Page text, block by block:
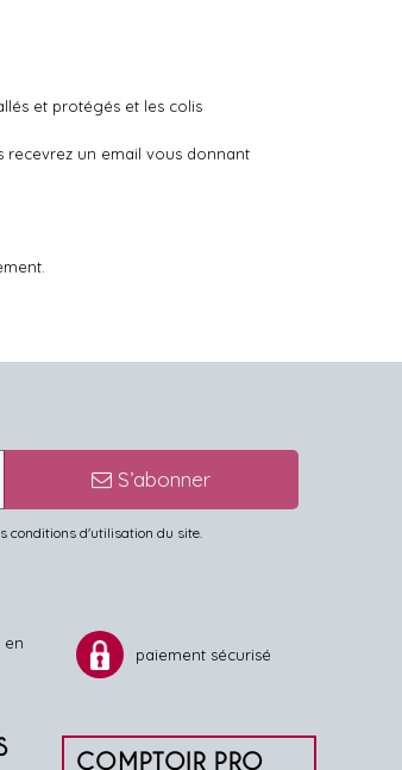
et protégés et les colis
recevrez un email vous donnant
S’abonner
conditions d'utilisation du site.
en
paiement sécurisé
COMPTOIR PRO